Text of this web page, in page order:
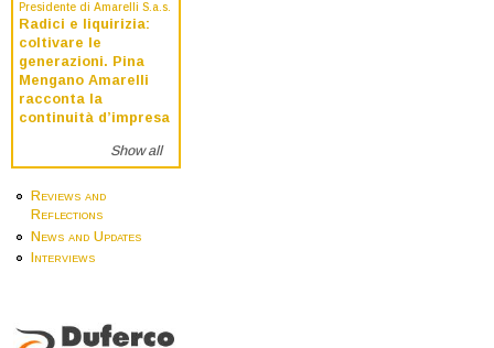
Presidente di Amarelli S.a.s.
Radici e liquirizia:
coltivare le
generazioni. Pina
Mengano Amarelli
racconta la
continuità d’impresa
Show all
Reviews and
Reflections
News and Updates
Interviews